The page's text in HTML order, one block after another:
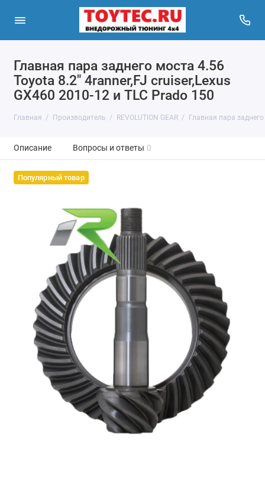
Главная пара заднего моста 4.56
Toyota 8.2" 4ranner,FJ cruiser,Lexus
GX460 2010-12 и TLC Prado 150
Главная Производитель REVOLUTION GEAR Главная пара
Описание Вопросы и ответы 0
Популярный товар